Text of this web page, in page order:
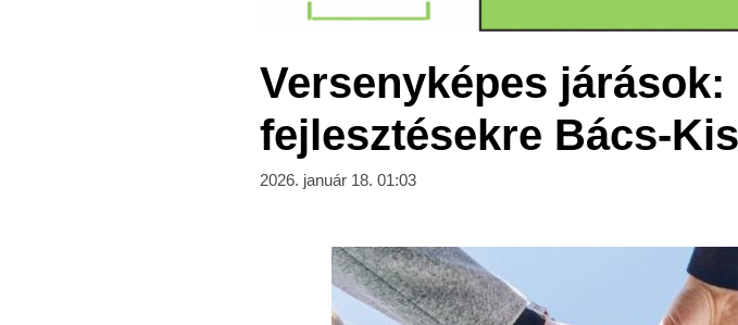
Versenyképes
fejlesztésekre Bács-
2026. január 18. 01:03